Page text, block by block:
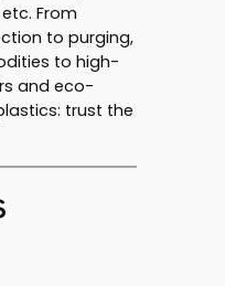
From
to purging,
to high-
and eco-
trust the